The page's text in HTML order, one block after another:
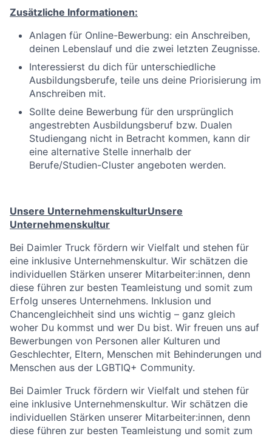
Zusätzliche Informationen:
Anlagen für Online-Bewerbung: ein Anschreiben,
deinen Lebenslauf und die zwei letzten Zeugnisse.
Interessierst du dich für unterschiedliche
Ausbildungsberufe, teile uns deine Priorisierung im
Anschreiben mit.
Sollte deine Bewerbung für den ursprünglich
angestrebten Ausbildungsberuf bzw. Dualen
Studiengang nicht in Betracht kommen, kann dir
eine alternative Stelle innerhalb der
Berufe/Studien-Cluster angeboten werden.
Unsere UnternehmenskulturUnsere
Unternehmenskultur
Bei Daimler Truck fördern wir Vielfalt und stehen für
eine inklusive Unternehmenskultur. Wir schätzen die
individuellen Stärken unserer Mitarbeiter:innen, denn
diese führen zur besten Teamleistung und somit zum
Erfolg unseres Unternehmens. Inklusion und
Chancengleichheit sind uns wichtig – ganz gleich
woher Du kommst und wer Du bist. Wir freuen uns auf
Bewerbungen von Personen aller Kulturen und
Geschlechter, Eltern, Menschen mit Behinderungen und
Menschen aus der LGBTIQ+ Community.
Bei Daimler Truck fördern wir Vielfalt und stehen für
eine inklusive Unternehmenskultur. Wir schätzen die
individuellen Stärken unserer Mitarbeiter:innen, denn
diese führen zur besten Teamleistung und somit zum